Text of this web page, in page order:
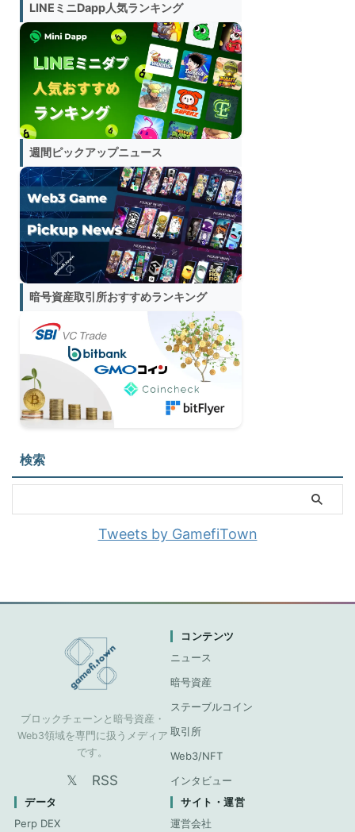
LINEミニDapp人気ランキング
週間ピックアップニュース
暗号資産取引所おすすめランキング
検索
Tweets by GamefiTown
ブロックチェーンと暗号資産・
Web3領域を専門に扱うメディア
です。
𝕏 RSS
コンテンツ
ニュース
暗号資産
ステーブルコイン
取引所
Web3/NFT
インタビュー
データ
Perp DEX
サイト・運営
運営会社